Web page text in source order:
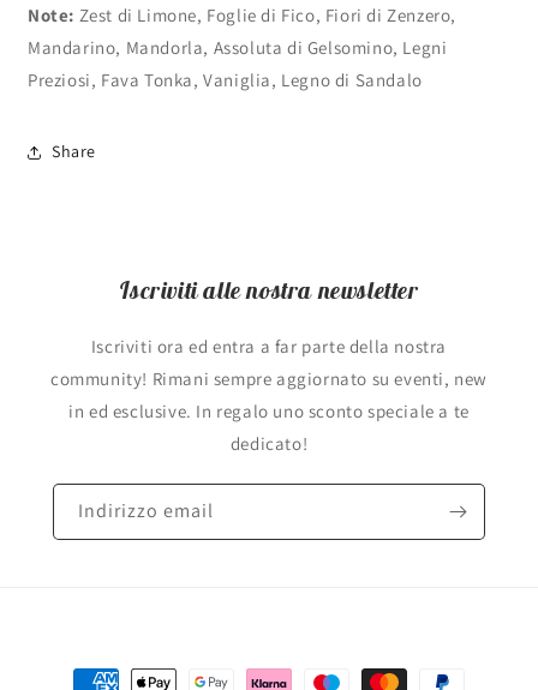
Note: Zest di Limone, Foglie di Fico, Fiori di Zenzero,
Mandarino, Mandorla, Assoluta di Gelsomino, Legni
Preziosi, Fava Tonka, Vaniglia, Legno di Sandalo
Share
Iscriviti alle nostra newsletter
Iscriviti ora ed entra a far parte della nostra
community! Rimani sempre aggiornato su eventi, new
in ed esclusive. In regalo uno sconto speciale a te
dedicato!
Indirizzo email
Metodi